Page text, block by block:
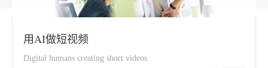
用AI做短视频
Digital humans creating short videos